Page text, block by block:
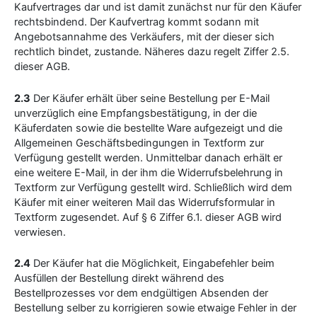
Kaufvertrages dar und ist damit zunächst nur für den Käufer
rechtsbindend. Der Kaufvertrag kommt sodann mit
Angebotsannahme des Verkäufers, mit der dieser sich
rechtlich bindet, zustande. Näheres dazu regelt Ziffer 2.5.
dieser AGB.
2.3 Der Käufer erhält über seine Bestellung per E-Mail
unverzüglich eine Empfangsbestätigung, in der die
Käuferdaten sowie die bestellte Ware aufgezeigt und die
Allgemeinen Geschäftsbedingungen in Textform zur
Verfügung gestellt werden. Unmittelbar danach erhält er
eine weitere E-Mail, in der ihm die Widerrufsbelehrung in
Textform zur Verfügung gestellt wird. Schließlich wird dem
Käufer mit einer weiteren Mail das Widerrufsformular in
Textform zugesendet. Auf § 6 Ziffer 6.1. dieser AGB wird
verwiesen.
2.4 Der Käufer hat die Möglichkeit, Eingabefehler beim
Ausfüllen der Bestellung direkt während des
Bestellprozesses vor dem endgültigen Absenden der
Bestellung selber zu korrigieren sowie etwaige Fehler in der